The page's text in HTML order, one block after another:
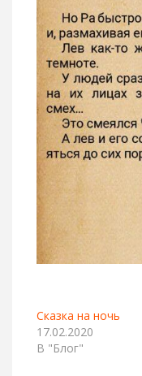
Сказка на ночь
17.02.2020
В "Блог"